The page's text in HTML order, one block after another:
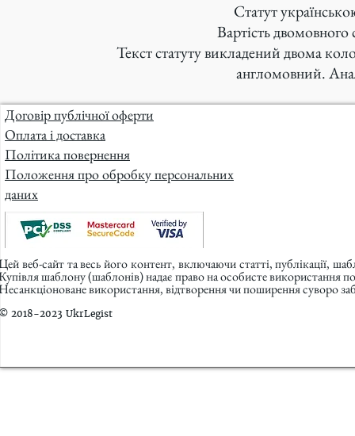
Статут
Вартість двомовного
Текст статуту викладений двома
англомовний.
Договір публічної оферти
Оплата і доставка
Політика повернення
Положення про обробку персональних
даних
веб-сайт та весь його контент, включаючи статті, публікації,
шаблону (шаблонів) надає право на особисте використання
використання, відтворення чи поширення суворо
2018-2023 UkrLegist